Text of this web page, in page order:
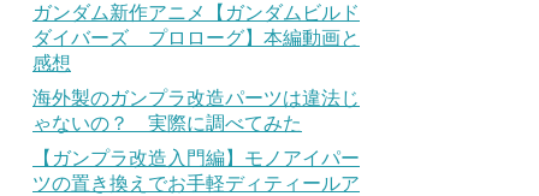
ガンダム新作アニメ【ガンダムビルド
ダイバーズ プロローグ】本編動画と
感想
海外製のガンプラ改造パーツは違法じ
ゃないの？ 実際に調べてみた
【ガンプラ改造入門編】モノアイパー
ツの置き換えでお手軽ディティールア